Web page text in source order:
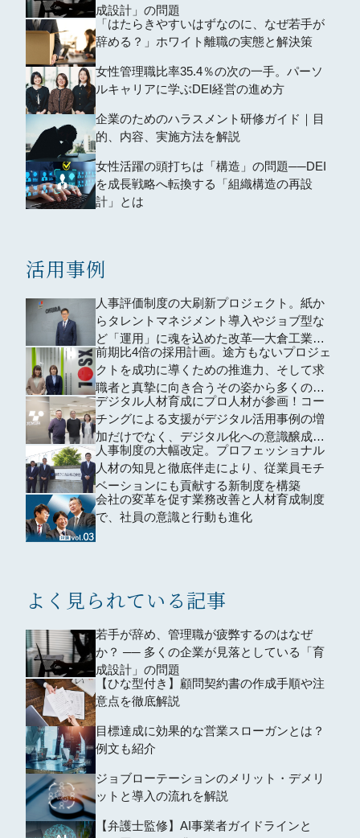
成設計」の問題
「はたらきやすいはずなのに、なぜ若手が
辞める？」ホワイト離職の実態と解決策
女性管理職比率35.4％の次の一手。パーソ
ルキャリアに学ぶDEI経営の進め方
企業のためのハラスメント研修ガイド｜目
的、内容、実施方法を解説
女性活躍の頭打ちは「構造」の問題──DEI
を成長戦略へ転換する「組織構造の再設
計」とは
活用事例
人事評価制度の大刷新プロジェクト。紙か
らタレントマネジメント導入やジョブ型な
ど「運用」に魂を込めた改革―大倉工業株
式会社
前期比4倍の採用計画。途方もないプロジェ
クトを成功に導くための推進力、そして求
職者と真摯に向き合うその姿から多くのこ
とを学んだ
デジタル人材育成にプロ人材が参画！コー
チングによる支援がデジタル活用事例の増
加だけでなく、デジタル化への意識醸成に
も貢献
人事制度の大幅改定。プロフェッショナル
人材の知見と徹底伴走により、従業員モチ
ベーションにも貢献する新制度を構築
会社の変革を促す業務改善と人材育成制度
で、社員の意識と行動も進化
よく見られている記事
若手が辞め、管理職が疲弊するのはなぜ
か？ ── 多くの企業が見落としている「育
成設計」の問題
【ひな型付き】顧問契約書の作成手順や注
意点を徹底解説
目標達成に効果的な営業スローガンとは？
例文も紹介
ジョブローテーションのメリット・デメリ
ットと導入の流れを解説
【弁護士監修】AI事業者ガイドラインと